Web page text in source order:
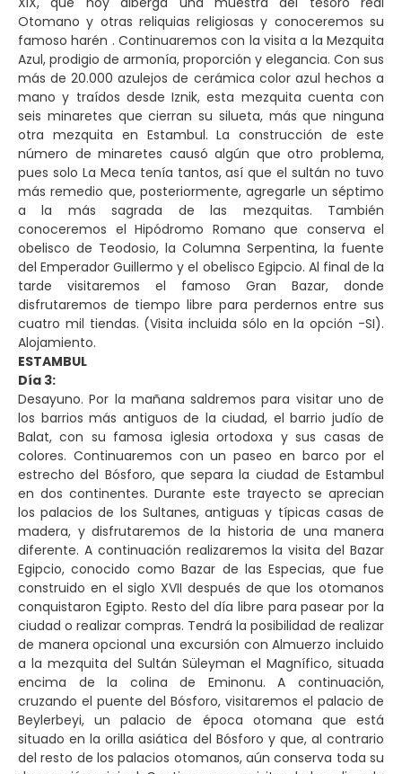
Otomano y otras reliquias religiosas y conoceremos su
famoso harén . Continuaremos con la visita a la Mezquita
Azul, prodigio de armonía, proporción y elegancia. Con sus
más de 20.000 azulejos de cerámica color azul hechos a
mano y traídos desde Iznik, esta mezquita cuenta con
seis minaretes que cierran su silueta, más que ninguna
otra mezquita en Estambul. La construcción de este
número de minaretes causó algún que otro problema,
pues solo La Meca tenía tantos, así que el sultán no tuvo
más remedio que, posteriormente, agregarle un séptimo
a la más sagrada de las mezquitas. También
conoceremos el Hipódromo Romano que conserva el
obelisco de Teodosio, la Columna Serpentina, la fuente
del Emperador Guillermo y el obelisco Egipcio. Al final de la
tarde visitaremos el famoso Gran Bazar, donde
disfrutaremos de tiempo libre para perdernos entre sus
cuatro mil tiendas. (Visita incluida sólo en la opción -SI).
Alojamiento.
ESTAMBUL
Día 3:
Desayuno. Por la mañana saldremos para visitar uno de
los barrios más antiguos de la ciudad, el barrio judío de
Balat, con su famosa iglesia ortodoxa y sus casas de
colores. Continuaremos con un paseo en barco por el
estrecho del Bósforo, que separa la ciudad de Estambul
en dos continentes. Durante este trayecto se aprecian
los palacios de los Sultanes, antiguas y típicas casas de
madera, y disfrutaremos de la historia de una manera
diferente. A continuación realizaremos la visita del Bazar
Egipcio, conocido como Bazar de las Especias, que fue
construido en el siglo XVII después de que los otomanos
conquistaron Egipto. Resto del día libre para pasear por la
ciudad o realizar compras. Tendrá la posibilidad de realizar
de manera opcional una excursión con Almuerzo incluido
a la mezquita del Sultán Süleyman el Magnífico, situada
encima de la colina de Eminonu. A continuación,
cruzando el puente del Bósforo, visitaremos el palacio de
Beylerbeyi, un palacio de época otomana que está
situado en la orilla asiática del Bósforo y que, al contrario
del resto de los palacios otomanos, aún conserva toda su